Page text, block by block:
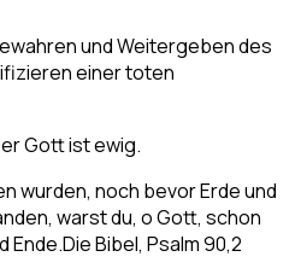
und Weitergeben des
einer toten
Gott ist ewig.
wurden, noch bevor Erde und
warst du, o Gott, schon
Ende.Die Bibel, Psalm 90,2